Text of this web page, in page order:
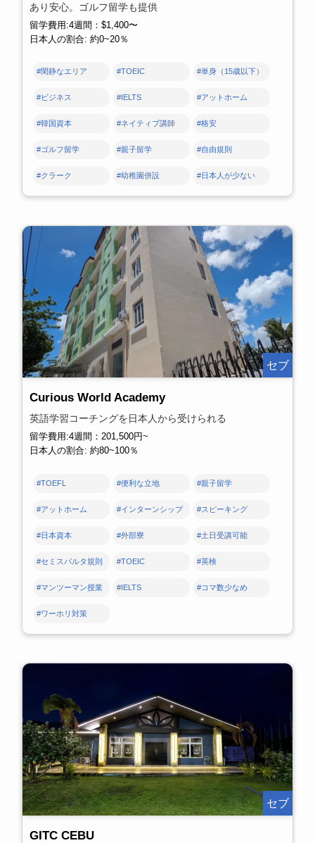
あり安心。ゴルフ留学も提供
留学費用:4週間：$1,400〜
日本人の割合: 約0~20％
#閑静なエリア #TOEIC #単身（15歳以下）
#ビジネス #IELTS #アットホーム
#韓国資本 #ネイティブ講師 #格安
#ゴルフ留学 #親子留学 #自由規則
#クラーク #幼稚園併設 #日本人が少ない
セブ
Curious World Academy
英語学習コーチングを日本人から受けられる
留学費用:4週間：201,500円~
日本人の割合: 約80~100％
#TOEFL #便利な立地 #親子留学
#アットホーム #インターンシップ #スピーキング
#日本資本 #外部寮 #土日受講可能
#セミスパルタ規則 #TOEIC #英検
#マンツーマン授業 #IELTS #コマ数少なめ
#ワーホリ対策
セブ
GITC CEBU